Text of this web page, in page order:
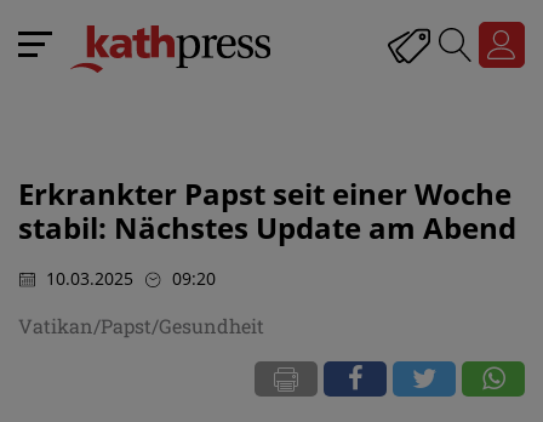
Erkrankter Papst seit einer Woche
stabil: Nächstes Update am Abend
10.03.2025 09:20
Vatikan/Papst/Gesundheit